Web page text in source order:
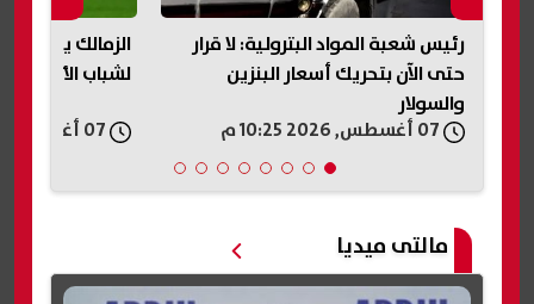
رئيس شعبة المواد البترولية: لا قرار
حتى الآن بتحريك أسعار البنزين
والسولار
الزمالك يكشف
لشباب الأهلي
مالتى ميديا